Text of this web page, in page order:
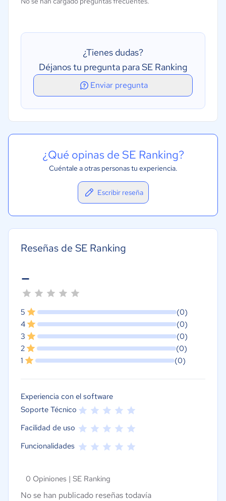
Análisis de competidores
¿Tienes dudas?
Déjanos tu pregunta para SE Ranking
Enviar pregunta
¿Qué opinas de SE Ranking?
Cuéntale a otras personas tu experiencia.
Escribir reseña
Reseñas de SE Ranking
-
5
(0)
4
(0)
3
(0)
2
(0)
1
(0)
Experiencia con el software
Soporte Técnico
Facilidad de uso
Funcionalidades
0 Opiniones | SE Ranking
No se han publicado reseñas todavía